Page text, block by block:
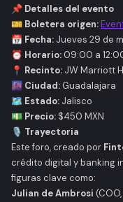
📌 Detalles del evento
🎫 Boletera origen:
📅 Fecha: Jueves 29 de
⏰ Horario: 09:00 a
📍 Recinto: JW Marriott
🌆 Ciudad: Guadalajara
🗺️ Estado: Jalisco
💵 Precio: $450 MXN
🎙️ Trayectoria
Este foro, creado por
crédito digital y banking
figuras clave como:
Julian de Ambrosi